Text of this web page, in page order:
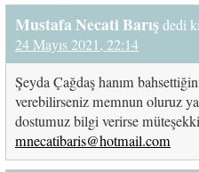
Mustafa Necati Barışdedi
24 Mayıs 2021, 22:14
Şeyda Çağdaş hanım
verebilirseniz memnun oluruz
dostumuz bilgi verirse
mnecatibaris@hotmail.com